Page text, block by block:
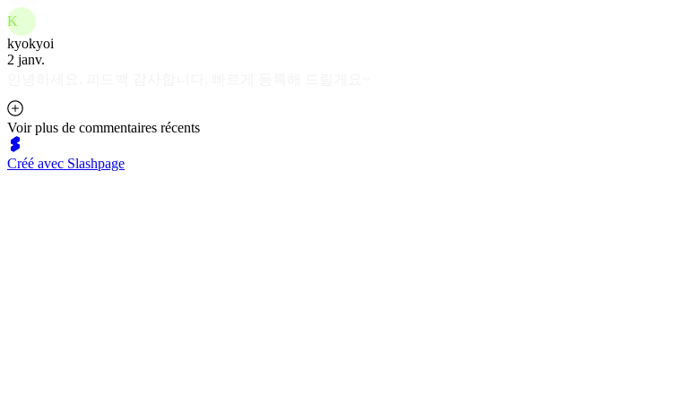
K
kyokyoi
2 janv.
Voir plus de commentaires récents
Créé avec Slashpage